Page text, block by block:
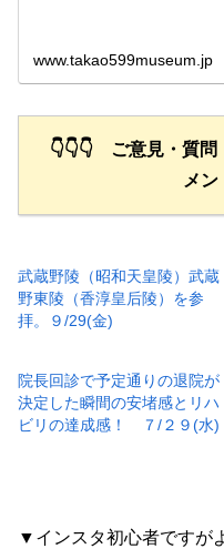
www.takao599museum.jp
👇👇👇 ご意見・質
メ
武蔵野陵（昭和天皇陵）武蔵
野東陵（香淳皇后陵）を参
拝。９/29(金)
院長回診で予定通りの退院が
決定した瞬間の安堵感とリハ
ビリの達成感！ ７/２９(水)
▼インスタ初心者ですが